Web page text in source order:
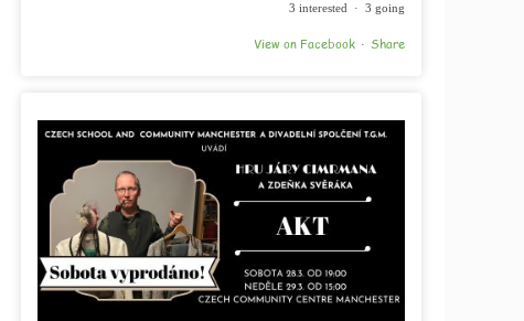
3 interested · 3 going
View on Facebook · Share